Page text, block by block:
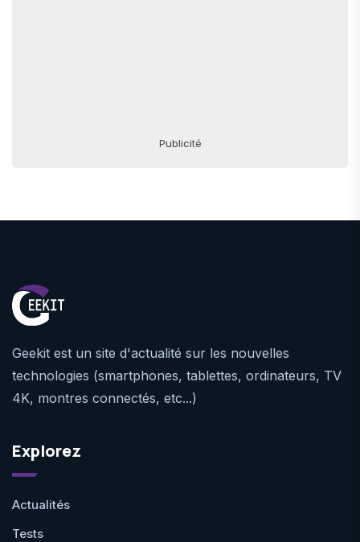
Publicité
Geekit est un site d'actualité sur les nouvelles
technologies (smartphones, tablettes, ordinateurs, TV
4K, montres connectés, etc...)
Explorez
Actualités
Tests